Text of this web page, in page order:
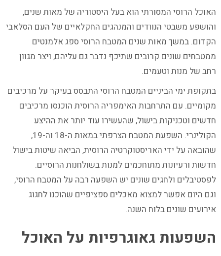
האוכל הרוסי המסורתי הוא בעל היסטוריה של מאות שנים,
והושפע משבטי הנוודים והמנהגים החקלאיים של העם הסלאבי
הקדום. במשך מאות שנים המטבח הרוסי ספג אלמנטים
ממטבחים שונים קרובים שתיכף נדבר גם עליהם, ויצר מגוון
רחב של מנות וטעמים.
בתקופת ימי הביניים המטבח הרוסי התבסס בעיקר על מרכיבים
מקומיים. עם התרחבות האימפריה הרוסית הוכנסו מרכיבים
חדשים וטכניקות בישול, שהעשירו עוד יותר את ההיצע
הקולינרי. השפעת המטבח הצרפתי במאות ה-18 וה-19,
שהובאה על ידי האריסטוקרטיה הרוסית, הביאה שיטות בישול
חדשות ורעיונות מתוחכמים למנות בשולחנות הרוסיים.
לפסטיבלים ולחגים שונים יש השפעה רבה על המטבח הרוסי,
וגם היום אפשר למצוא מאכלים ספציפיים שהוכנו לחגוג
אירועים שונים בלוח השנה.
השפעות גאוגרפיות על האוכל